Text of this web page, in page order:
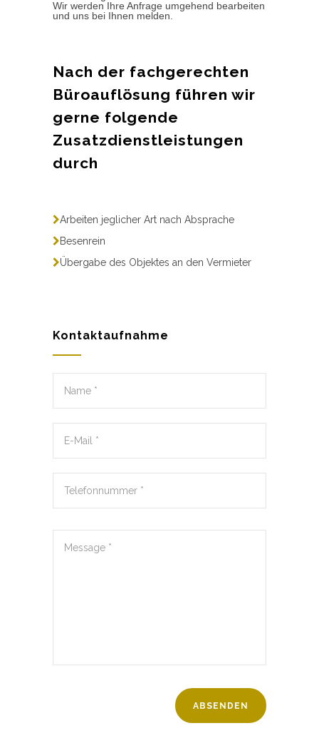
Wir werden Ihre Anfrage umgehend bearbeiten
und uns bei Ihnen melden.
Nach der fachgerechten
Büroauflösung führen wir
gerne folgende
Zusatzdienstleistungen
durch
Arbeiten jeglicher Art nach Absprache
Besenrein
Übergabe des Objektes an den Vermieter
Kontaktaufnahme